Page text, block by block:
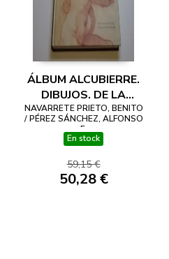
ÁLBUM ALCUBIERRE.
DIBUJOS. DE LA
SEVILLA ILUSTRADA
DEL CONDE DEL
ÁGUILA A LA
ABELLÓ
NAVARRETE PRIETO, BENITO
/ PÉREZ SÁNCHEZ, ALFONSO
E.
En stock
59,15 €
50,28 €